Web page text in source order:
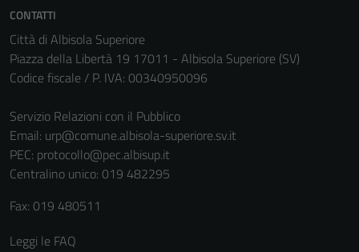
CONTATTI
Città di Albisola Superiore
Piazza della Libertà 19 17011 - Albisola Superiore (SV)
Codice fiscale / P. IVA: 00340950096
Servizio Relazioni con il Pubblico
Email: urp@comune.albisola-superiore.sv.it
PEC: protocollo@pec.albisup.it
Centralino unico: 019 482295
Fax: 019 480511
Leggi le FAQ